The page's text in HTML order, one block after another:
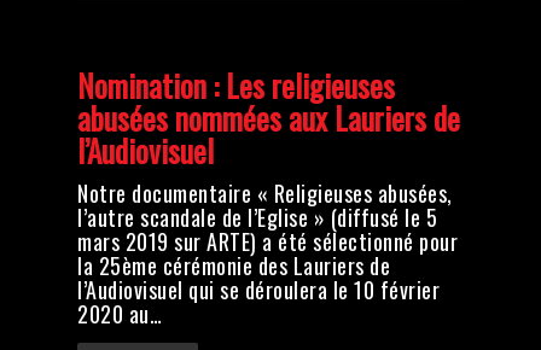
Nomination : Les religieuses
abusées nommées aux Lauriers de
l’Audiovisuel
Notre documentaire « Religieuses abusées,
l’autre scandale de l’Eglise » (diffusé le 5
mars 2019 sur ARTE) a été sélectionné pour
la 25ème cérémonie des Lauriers de
l’Audiovisuel qui se déroulera le 10 février
2020 au…